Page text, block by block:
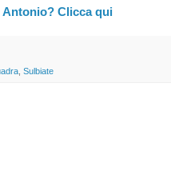
Antonio? Clicca qui
Sulbiate